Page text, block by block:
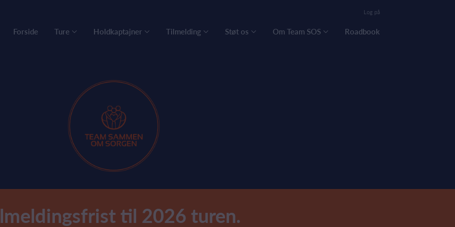
Log på
Forside Ture Holdkaptajner Tilmelding Støt os Om Team SOS Roadbook
til 2026 turen.